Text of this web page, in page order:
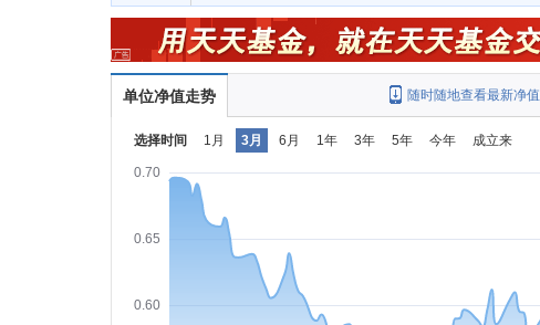
单位净值走势 随时随地查看最新净值
选择时间 1月 3月 6月 1年 3年 5年 今年 成立来
0.60
0.65
0.70